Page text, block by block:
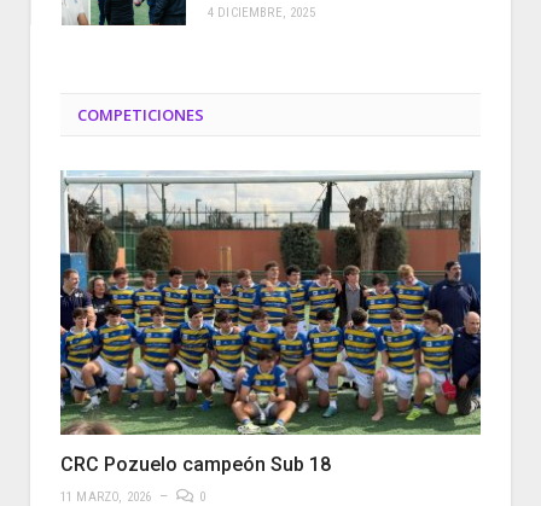
4 DICIEMBRE, 2025
COMPETICIONES
CRC Pozuelo campeón Sub 18
11 MARZO, 2026 0